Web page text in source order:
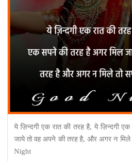
ये ज़िन्दगी एक रात की तरह है, ये ज़िन्दगी
जाये तो वह अपने की तरह है, और अगर न
Night